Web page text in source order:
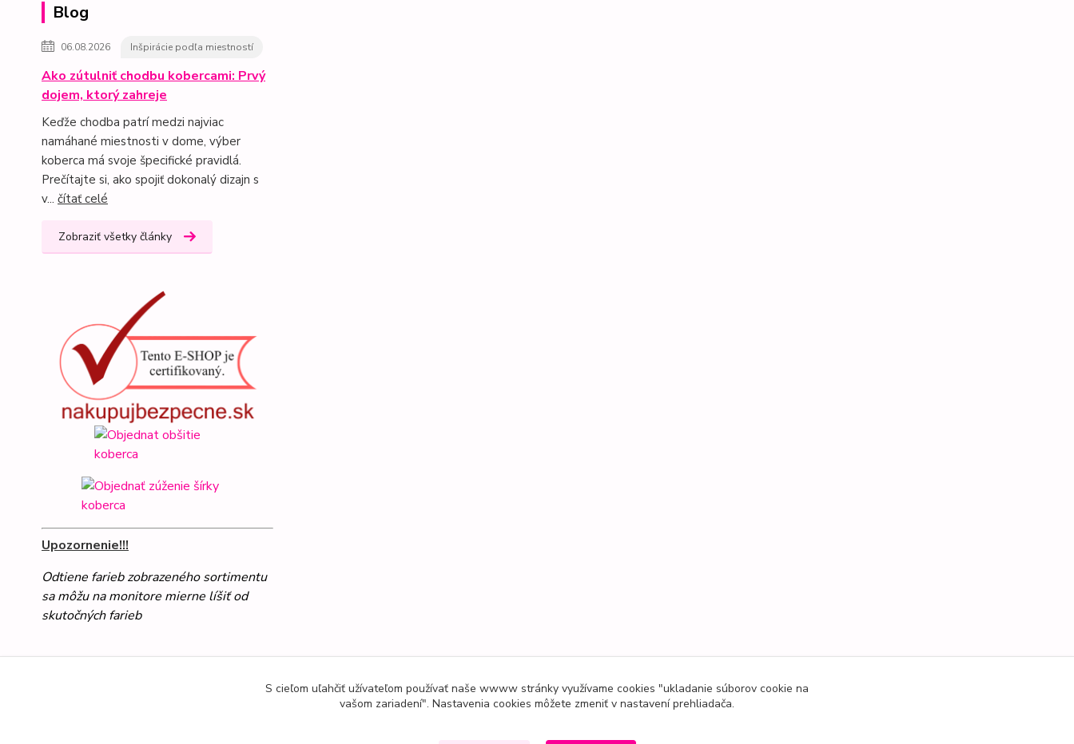
Blog
06.08.2026 Inšpirácie podľa miestností
Ako zútulniť chodbu kobercami: Prvý
dojem, ktorý zahreje
Keďže chodba patrí medzi najviac
namáhané miestnosti v dome, výber
koberca má svoje špecifické pravidlá.
Prečítajte si, ako spojiť dokonalý dizajn s
v... čítať celé
Zobraziť všetky články
Upozornenie!!!
Odtiene farieb zobrazeného sortimentu
sa môžu na monitore mierne líšiť od
skutočných farieb
S cieľom uľahčiť užívateľom používať naše wwww stránky využívame cookies "ukladanie súborov cookie na
vašom zariadení". Nastavenia cookies môžete zmeniť v nastavení prehliadača.